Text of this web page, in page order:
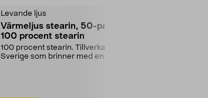
Levande ljus
Värmeljus stearin, 50-pack,
100 procent stearin
100 procent stearin. Tillverkade i
Sverige som brinner med en